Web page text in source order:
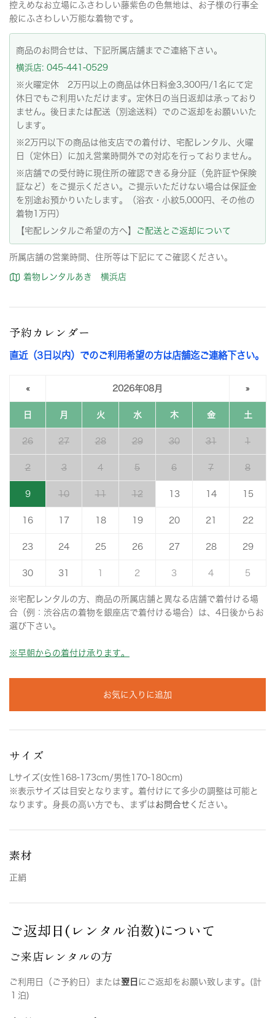
控えめなお立場にふさわしい藤紫色の色無地は、お子様の行事全
般にふさわしい万能な着物です。
商品のお問合せは、下記所属店舗までご連絡下さい。
横浜店: 045-441-0529
※火曜定休 2万円以上の商品は休日料金3,300円/1名にて定
休日でもご利用いただけます。定休日の当日返却は承っており
ません。後日または配送（別途送料）でのご返却をお願いいた
します。
※2万円以下の商品は他支店での着付け、宅配レンタル、火曜
日（定休日）に加え営業時間外での対応を行っておりません。
※店舗での受付時に現住所の確認できる身分証（免許証や保険
証など）をご提示ください。ご提示いただけない場合は保証金
を別途お預かりいたします。（浴衣・小紋5,000円、その他の
着物1万円）
【宅配レンタルご希望の方へ】
ご配送とご返却について
所属店舗の営業時間、住所等は下記にてご確認ください。
着物レンタルあき 横浜店
予約カレンダー
直近（3日以内）でのご利用希望の方は店舗迄ご連絡下さい。
« 2026年08月 »
日 月 火 水 木 金 土
26 27 28 29 30 31 1
2 3 4 5 6 7 8
9 10 11 12 13 14 15
16 17 18 19 20 21 22
23 24 25 26 27 28 29
30 31 2 3 4 5
※宅配レンタルの方、商品の所属店舗と異なる店舗で着付ける場
合（例：渋谷店の着物を銀座店で着付ける場合）は、4日後からお
選び下さい。
※早朝からの着付け承ります。
お気に入りに追加
サイズ
Lサイズ(女性168-173cm/男性170-180cm)
※表示サイズは目安となります。着付けにて多少の調整は可能と
なります。身長の高い方でも、まずはお問合せ ください。
素材
正絹
ご返却日(レンタル泊数)について
ご来店レンタルの方
ご利用日（ご予約日）または翌日 にご返却をお願い致します。(計
１泊)